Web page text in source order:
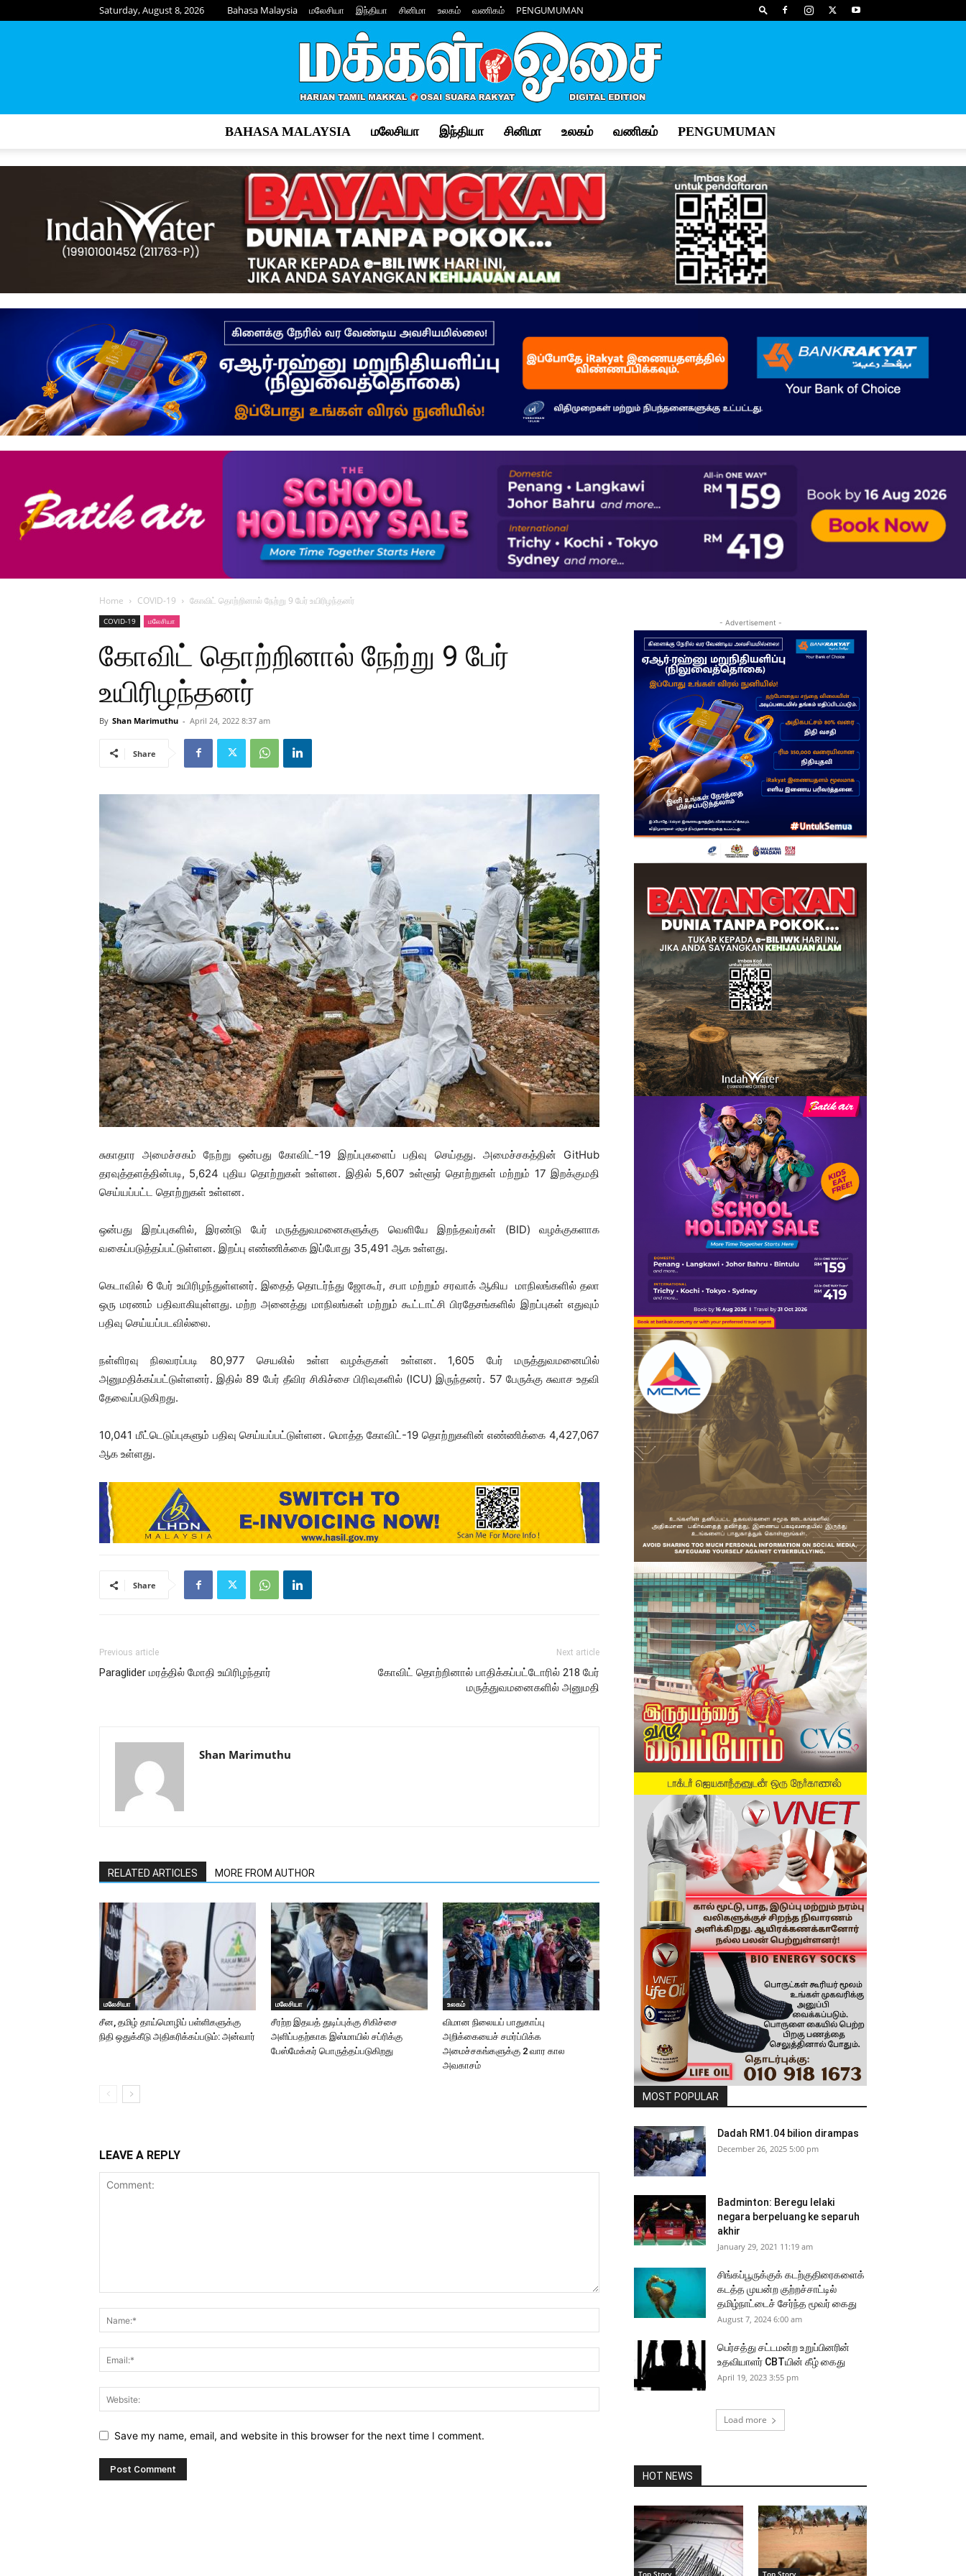
Saturday, August 8, 2026 Bahasa Malaysia மலேசியா இந்தியா சினிமா உலகம் வணிகம் PENGUMUMAN
Osai
–
மக்கள்
BAHASA MALAYSIA மலேசியா இந்தியா சினிமா உலகம் வணிகம் PENGUMUMAN
Home COVID-19 கோவிட் தொற்றினால் நேற்று 9 பேர் உயிரிழந்தனர்
COVID-19 மலேசியா
கோவிட் தொற்றினால் நேற்று 9 பேர்
உயிரிழந்தனர்
By Shan Marimuthu - April 24, 2022 8:37 am
Share
சுகாதார அமைச்சகம் நேற்று ஒன்பது கோவிட்-19 இறப்புகளைப் பதிவு செய்தது. அமைச்சகத்தின் GitHub
தரவுத்தளத்தின்படி, 5,624 புதிய தொற்றுகள் உள்ளன. இதில் 5,607 உள்ளூர் தொற்றுகள் மற்றும் 17 இறக்குமதி
செய்யப்பட்ட தொற்றுகள் உள்ளன.
ஒன்பது இறப்புகளில், இரண்டு பேர் மருத்துவமனைகளுக்கு வெளியே இறந்தவர்கள் (BID) வழக்குகளாக
வகைப்படுத்தப்பட்டுள்ளன. இறப்பு எண்ணிக்கை இப்போது 35,491 ஆக உள்ளது.
கெடாவில் 6 பேர் உயிரிழந்துள்ளனர். இதைத் தொடர்ந்து ஜோகூர், சபா மற்றும் சரவாக் ஆகிய மாநிலங்களில் தலா
ஒரு மரணம் பதிவாகியுள்ளது. மற்ற அனைத்து மாநிலங்கள் மற்றும் கூட்டாட்சி பிரதேசங்களில் இறப்புகள் எதுவும்
பதிவு செய்யப்படவில்லை.
நள்ளிரவு நிலவரப்படி 80,977 செயலில் உள்ள வழக்குகள் உள்ளன. 1,605 பேர் மருத்துவமனையில்
அனுமதிக்கப்பட்டுள்ளனர். இதில் 89 பேர் தீவிர சிகிச்சை பிரிவுகளில் (ICU) இருந்தனர். 57 பேருக்கு சுவாச உதவி
தேவைப்படுகிறது.
10,041 மீட்டெடுப்புகளும் பதிவு செய்யப்பட்டுள்ளன. மொத்த கோவிட்-19 தொற்றுகளின் எண்ணிக்கை 4,427,067
ஆக உள்ளது.
Share
Previous article
Paraglider மரத்தில் மோதி உயிரிழந்தார்
Next article
கோவிட் தொற்றினால் பாதிக்கப்பட்டோரில் 218 பேர்
மருத்துவமனைகளில் அனுமதி
Shan Marimuthu
RELATED ARTICLES MORE FROM AUTHOR
மலேசியா
சீன, தமிழ் தாய்மொழிப் பள்ளிகளுக்கு
நிதி ஒதுக்கீடு அதிகரிக்கப்படும்: அன்வார்
மலேசியா
சீரற்ற இதயத் துடிப்புக்கு சிகிச்சை
அளிப்பதற்காக இஸ்மாயில் சப்ரிக்கு
பேஸ்மேக்கர் பொருத்தப்படுகிறது
உலகம்
விமான நிலையப் பாதுகாப்பு
அறிக்கையைச் சமர்ப்பிக்க
அமைச்சகங்களுக்கு 2 வார கால
அவகாசம்
LEAVE A REPLY
Save my name, email, and website in this browser for the next time I comment.
- Advertisement -
MOST POPULAR
Dadah RM1.04 bilion dirampas
December 26, 2025 5:00 pm
Badminton: Beregu lelaki
negara berpeluang ke separuh
akhir
January 29, 2021 11:19 am
சிங்கப்பூருக்குக் கடற்குதிரைகளைக்
கடத்த முயன்ற குற்றச்சாட்டில்
தமிழ்நாட்டைச் சேர்ந்த மூவர் கைது
August 7, 2024 6:00 am
பெர்சத்து சட்டமன்ற உறுப்பினரின்
உதவியாளர் CBTயின் கீழ் கைது
April 19, 2023 3:55 pm
Load more
HOT NEWS
Top Story Top Story